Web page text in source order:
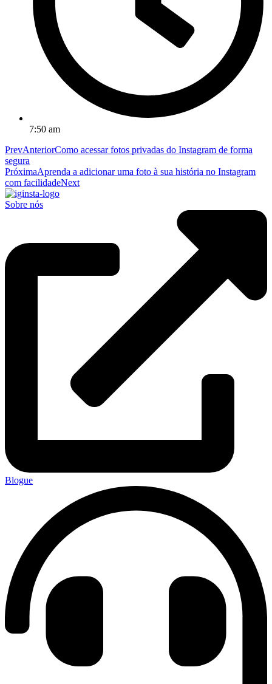
7:50 am
PrevAnteriorComo acessar fotos privadas do Instagram de forma
segura
PróximaAprenda a adicionar uma foto à sua história no Instagram
com facilidadeNext
Sobre nós
Blogue